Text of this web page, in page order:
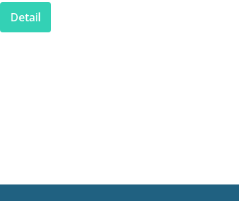
Detail